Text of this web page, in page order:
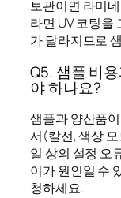
보관이면 라미
라면 UV 코팅을
가 달라지므로
Q5. 샘플 비
야 하나요?
샘플과 양산품
서(칼선, 색상
일 상의 설정 오
이가 원인일 수
청하세요.